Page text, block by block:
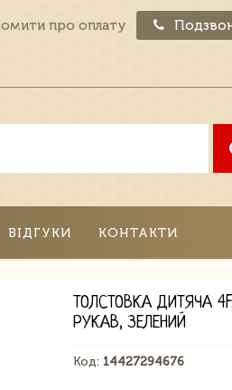
про оплату
ВІДГУКИ КОНТАКТИ
ТОЛСТОВКА ДИТЯЧА
РУКАВ, ЗЕЛЕНИЙ
Код: 14427294676